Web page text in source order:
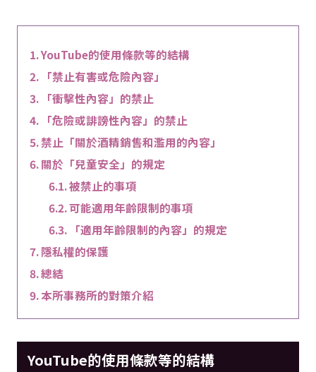
YouTube的使用條款等的結構
「禁止有害或危險內容」
「衝擊性內容」的禁止
「危險或誹謗性內容」的禁止
禁止「關於酒精銷售和濫用的內容」
關於「兒童安全」的規定
被禁止的事項
可能適用年齡限制的事項
「適用年齡限制的內容」的規定
隱私權的保護
總結
本所事務所的對策介紹
YouTube的使用條款等的結構